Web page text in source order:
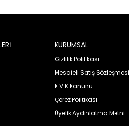
KURUMSAL
Gizlilik Politikası
Mesafeli Satış Sözleşmesi
K.V.K Kanunu
Çerez Politikası
Üyelik Aydınlatma Metni